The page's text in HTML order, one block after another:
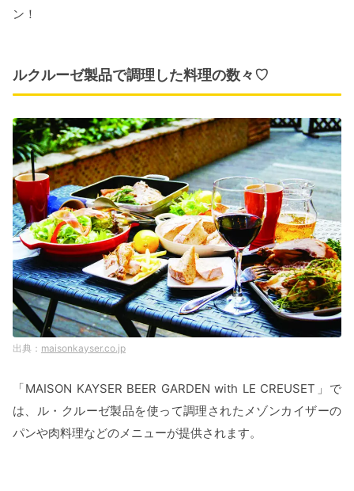
ン！
ルクルーゼ製品で調理した料理の数々♡
maisonkayser.co.jp
「MAISON KAYSER BEER GARDEN with LE CREUSET」で
は、ル・クルーゼ製品を使って調理されたメゾンカイザーの
パンや肉料理などのメニューが提供されます。